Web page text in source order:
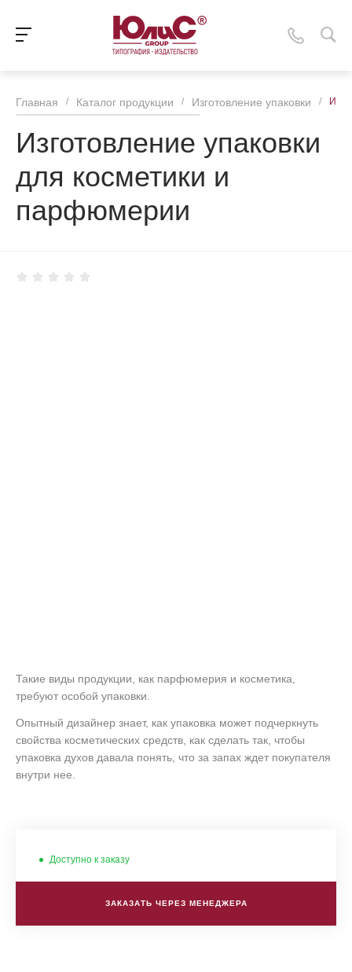
Главная / Каталог продукции / Изготовление упаковки /
Изготовление упаковки
для косметики и
парфюмерии
Такие виды продукции, как парфюмерия и косметика,
требуют особой упаковки.
Опытный дизайнер знает, как упаковка может подчеркнуть
свойства косметических средств, как сделать так, чтобы
упаковка духов давала понять, что за запах ждет покупателя
внутри нее.
Доступно к заказу
ЗАКАЗАТЬ ЧЕРЕЗ МЕНЕДЖЕРА